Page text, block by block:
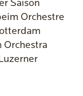
Saison
Orchestre
Orchestra